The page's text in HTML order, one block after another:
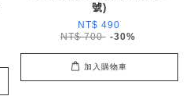
號)
NT$ 490
NT$ 700 -30%
加入購物車